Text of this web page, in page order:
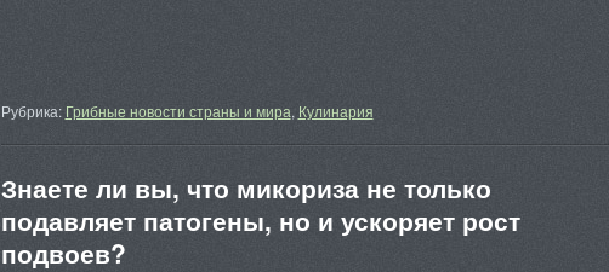
Рубрика: Грибные новости страны и мира, Кулинария
Знаете ли вы, что микориза не только
подавляет патогены, но и ускоряет рост
подвоев?